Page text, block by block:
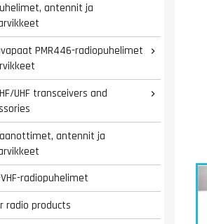
antennit ja
PMR446-radiopuhelimet

UHF transceivers and

antennit ja
radiopuhelimet
radio products